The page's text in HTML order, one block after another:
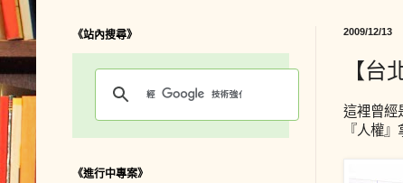
2009/12/13
【
這裡曾經
『人權
《站內搜尋》
《進行中專案》